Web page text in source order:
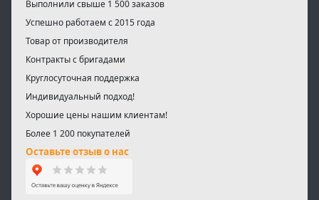
Выполнили свыше 1 500 заказов
Успешно работаем с 2015 года
Товар от производителя
Контракты с бригадами
Круглосуточная поддержка
Индивидуальный подход!
Хорошие цены нашим клиентам!
Более 1 200 покупателей
Оставьте отзыв о нас